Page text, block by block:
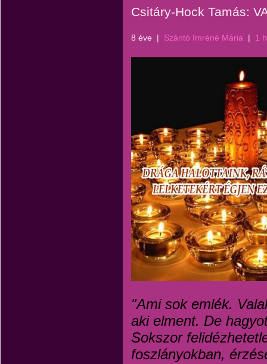
Csitáry-Hock Tamás:
8 éve | Szántó Imréné Mária | 1
"Ami sok emlék.
aki elment. De
Sokszor
foszlányokban,